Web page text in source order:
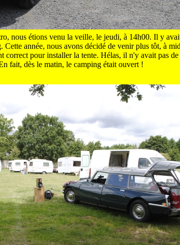
nous étions venu la veille, le jeudi, à 14h00. Il y
Cette année, nous avons décidé de venir plus tôt, à
correct pour installer la tente. Hélas, il n'y avait pas de
fait, dès le matin, le camping était ouvert !